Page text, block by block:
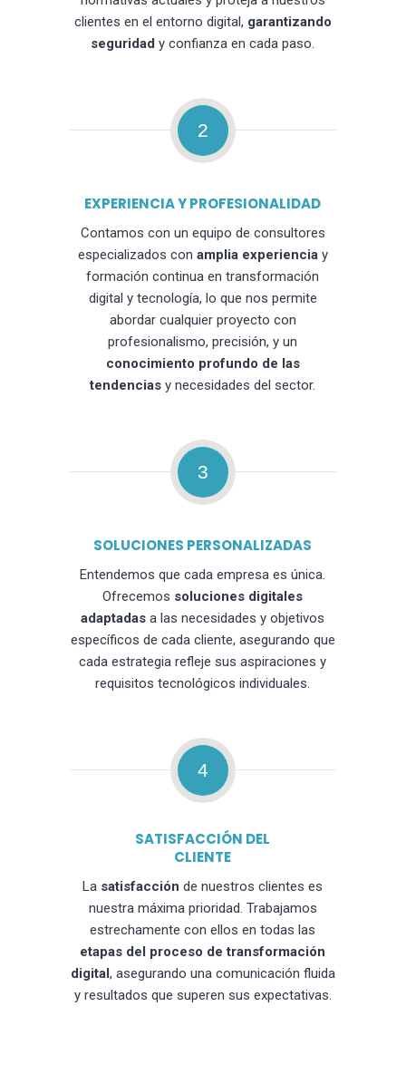
clientes en el entorno digital, garantizando
seguridad y confianza en cada paso.
2
EXPERIENCIA Y PROFESIONALIDAD
Contamos con un equipo de consultores
especializados con amplia experienciay
formación continua en transformación
digital y tecnología, lo que nos permite
abordar cualquier proyecto con
profesionalismo, precisión, y un
conocimiento profundo de las
tendencias y necesidades del sector.
3
SOLUCIONES PERSONALIZADAS
Entendemos que cada empresa es única.
Ofrecemos soluciones digitales
adaptadas a las necesidades y objetivos
específicos de cada cliente, asegurando que
cada estrategia refleje sus aspiraciones y
requisitos tecnológicos individuales.
4
SATISFACCIÓN DEL
CLIENTE
La satisfacción de nuestros clientes es
nuestra máxima prioridad. Trabajamos
estrechamente con ellos en todas las
etapas del proceso de transformación
digital, asegurando una comunicación fluida
y resultados que superen sus expectativas.